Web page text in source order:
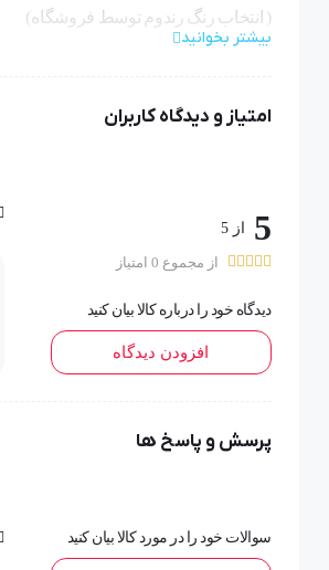
( انتخاب رنگ رندوم توسط فروشگاه)
محافظ سیم
محافظ های سیم به دور کل کابل
محافظ های کانکتور به محل اتصال
بیشتر بخوانید
امتیاز و دیدگاه کاربران
5 از 5
از مجموع 0 امتیاز
دیدگاه خود را درباره کالا بیان کنید
افزودن دیدگاه
پرسش و پاسخ ها
سوالات خود را در مورد کالا بیان کنید